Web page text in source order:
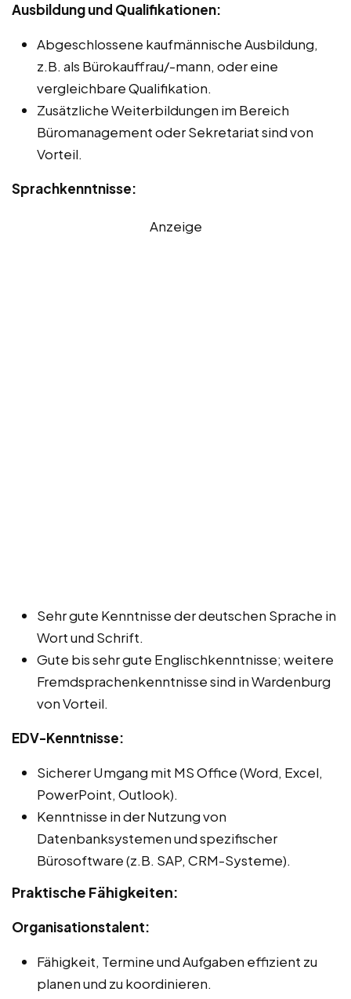
Ausbildung und Qualifikationen:
Abgeschlossene kaufmännische Ausbildung,
z.B. als Bürokauffrau/-mann, oder eine
vergleichbare Qualifikation.
Zusätzliche Weiterbildungen im Bereich
Büromanagement oder Sekretariat sind von
Vorteil.
Sprachkenntnisse:
Anzeige
Sehr gute Kenntnisse der deutschen Sprache in
Wort und Schrift.
Gute bis sehr gute Englischkenntnisse; weitere
Fremdsprachenkenntnisse sind in Wardenburg
von Vorteil.
EDV-Kenntnisse:
Sicherer Umgang mit MS Office (Word, Excel,
PowerPoint, Outlook).
Kenntnisse in der Nutzung von
Datenbanksystemen und spezifischer
Bürosoftware (z.B. SAP, CRM-Systeme).
Praktische Fähigkeiten:
Organisationstalent:
Fähigkeit, Termine und Aufgaben effizient zu
planen und zu koordinieren.